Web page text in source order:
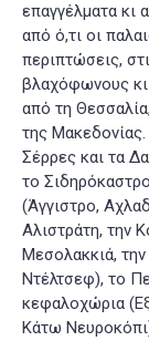
επαγγέλματα κι
από ό,τι οι
περιπτώσεις,
βλαχόφωνους
από τη
της
Σέρρες και τα
το
(Άγγιστρο,
Αλιστράτη, την
Μεσολακκιά,
Ντέλτσεφ), το
κεφαλοχώρια
Κάτω